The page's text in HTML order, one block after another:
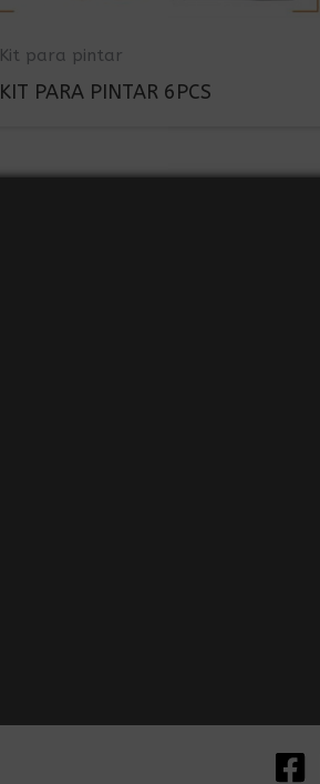
Kit para pintar
KIT PARA PINTAR 6PCS